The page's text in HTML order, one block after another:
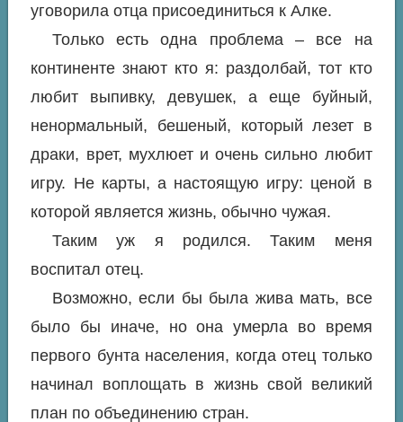
уговорила отца присоединиться к Алке.
Только есть одна проблема – все на
континенте знают кто я: раздолбай, тот кто
любит выпивку, девушек, а еще буйный,
ненормальный, бешеный, который лезет в
драки, врет, мухлюет и очень сильно любит
игру. Не карты, а настоящую игру: ценой в
которой является жизнь, обычно чужая.
Таким уж я родился. Таким меня
воспитал отец.
Возможно, если бы была жива мать, все
было бы иначе, но она умерла во время
первого бунта населения, когда отец только
начинал воплощать в жизнь свой великий
план по объединению стран.